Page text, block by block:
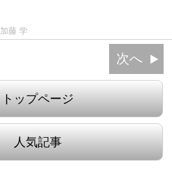
加藤 学
次へ
トップページ
人気記事